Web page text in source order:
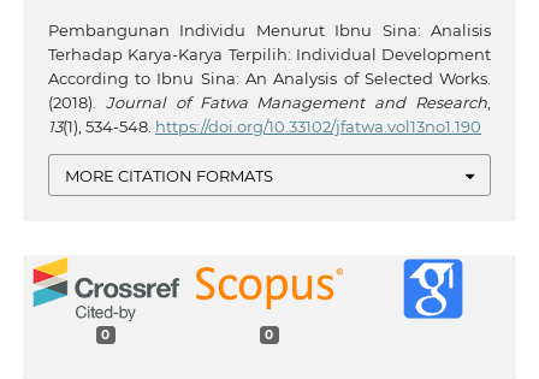
Pembangunan Individu Menurut Ibnu Sina: Analisis
Terhadap Karya-Karya Terpilih: Individual Development
According to Ibnu Sina: An Analysis of Selected Works.
(2018). Journal of Fatwa Management and Research,
13(1), 534-548. https://doi.org/10.33102/jfatwa.vol13no1.190
MORE CITATION FORMATS
0 0